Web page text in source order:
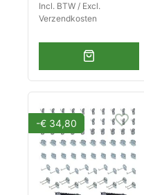
Incl. BTW / Excl.
Verzendkosten
-€ 34,80